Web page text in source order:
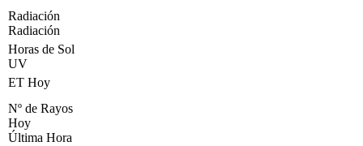
Radiación
Radiación
Horas de Sol
UV
ET Hoy
Nº de Rayos
Hoy
Última Hora